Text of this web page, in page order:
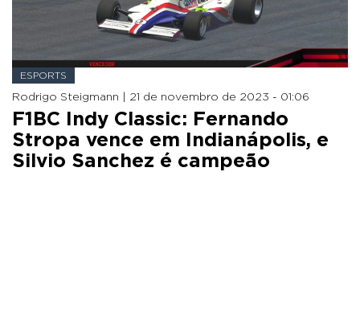
ESPORTS
Rodrigo Steigmann | 21 de novembro de 2023 - 01:06
F1BC Indy Classic: Fernando
Stropa vence em Indianápolis, e
Silvio Sanchez é campeão